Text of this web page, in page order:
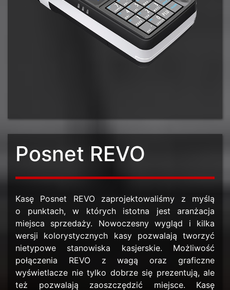
Posnet REVO
Kasę Posnet REVO zaprojektowaliśmy z myślą
o punktach, w których istotna jest aranżacja
miejsca sprzedaży. Nowoczesny wygląd i kilka
wersji kolorystycznych kasy pozwalają tworzyć
nietypowe stanowiska kasjerskie. Możliwość
połączenia REVO z wagą oraz graficzne
wyświetlacze nie tylko dobrze się prezentują, ale
też pozwalają zaoszczędzić miejsce. Kasę